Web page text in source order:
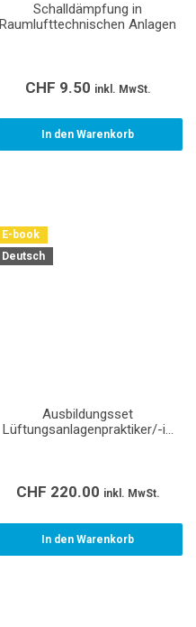
Schalldämpfung in
Raumlufttechnischen Anlagen
CHF 9.50 inkl. MwSt.
In den Warenkorb
E-book
Deutsch
Ausbildungsset
Lüftungsanlagenpraktiker/-in
CHF 220.00 inkl. MwSt.
In den Warenkorb